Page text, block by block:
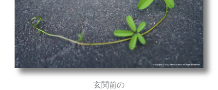
玄関前の